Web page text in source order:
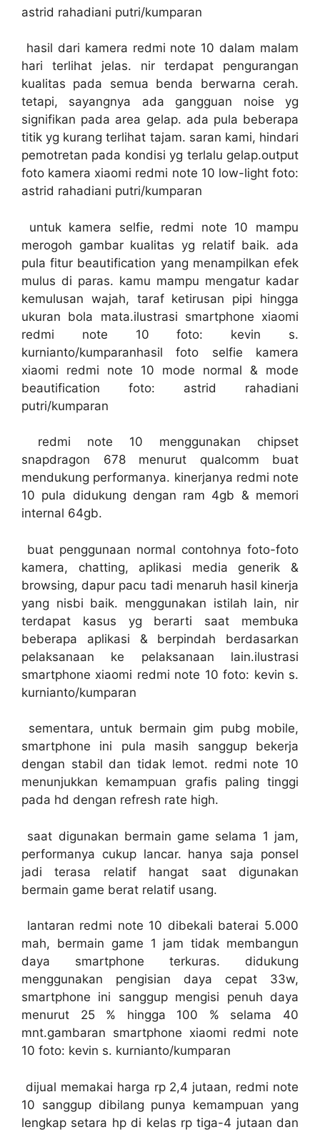
astrid rahadiani putri/kumparan
hasil dari kamera redmi note 10 dalam malam
hari terlihat jelas. nir terdapat pengurangan
kualitas pada semua benda berwarna cerah.
tetapi, sayangnya ada gangguan noise yg
signifikan pada area gelap. ada pula beberapa
titik yg kurang terlihat tajam. saran kami, hindari
pemotretan pada kondisi yg terlalu gelap.output
foto kamera xiaomi redmi note 10 low-light foto:
astrid rahadiani putri/kumparan
untuk kamera selfie, redmi note 10 mampu
merogoh gambar kualitas yg relatif baik. ada
pula fitur beautification yang menampilkan efek
mulus di paras. kamu mampu mengatur kadar
kemulusan wajah, taraf ketirusan pipi hingga
ukuran bola mata.ilustrasi smartphone xiaomi
redmi note 10 foto: kevin s.
kurnianto/kumparanhasil foto selfie kamera
xiaomi redmi note 10 mode normal & mode
beautification foto: astrid rahadiani
putri/kumparan
redmi note 10 menggunakan chipset
snapdragon 678 menurut qualcomm buat
mendukung performanya. kinerjanya redmi note
10 pula didukung dengan ram 4gb & memori
internal 64gb.
buat penggunaan normal contohnya foto-foto
kamera, chatting, aplikasi media generik &
browsing, dapur pacu tadi menaruh hasil kinerja
yang nisbi baik. menggunakan istilah lain, nir
terdapat kasus yg berarti saat membuka
beberapa aplikasi & berpindah berdasarkan
pelaksanaan ke pelaksanaan lain.ilustrasi
smartphone xiaomi redmi note 10 foto: kevin s.
kurnianto/kumparan
sementara, untuk bermain gim pubg mobile,
smartphone ini pula masih sanggup bekerja
dengan stabil dan tidak lemot. redmi note 10
menunjukkan kemampuan grafis paling tinggi
pada hd dengan refresh rate high.
saat digunakan bermain game selama 1 jam,
performanya cukup lancar. hanya saja ponsel
jadi terasa relatif hangat saat digunakan
bermain game berat relatif usang.
lantaran redmi note 10 dibekali baterai 5.000
mah, bermain game 1 jam tidak membangun
daya smartphone terkuras. didukung
menggunakan pengisian daya cepat 33w,
smartphone ini sanggup mengisi penuh daya
menurut 25 % hingga 100 % selama 40
mnt.gambaran smartphone xiaomi redmi note
10 foto: kevin s. kurnianto/kumparan
dijual memakai harga rp 2,4 jutaan, redmi note
10 sanggup dibilang punya kemampuan yang
lengkap setara hp di kelas rp tiga-4 jutaan dan